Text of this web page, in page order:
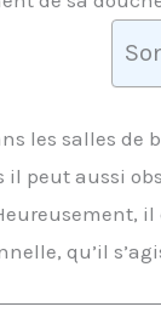
les salles
peut aussi
qu’il